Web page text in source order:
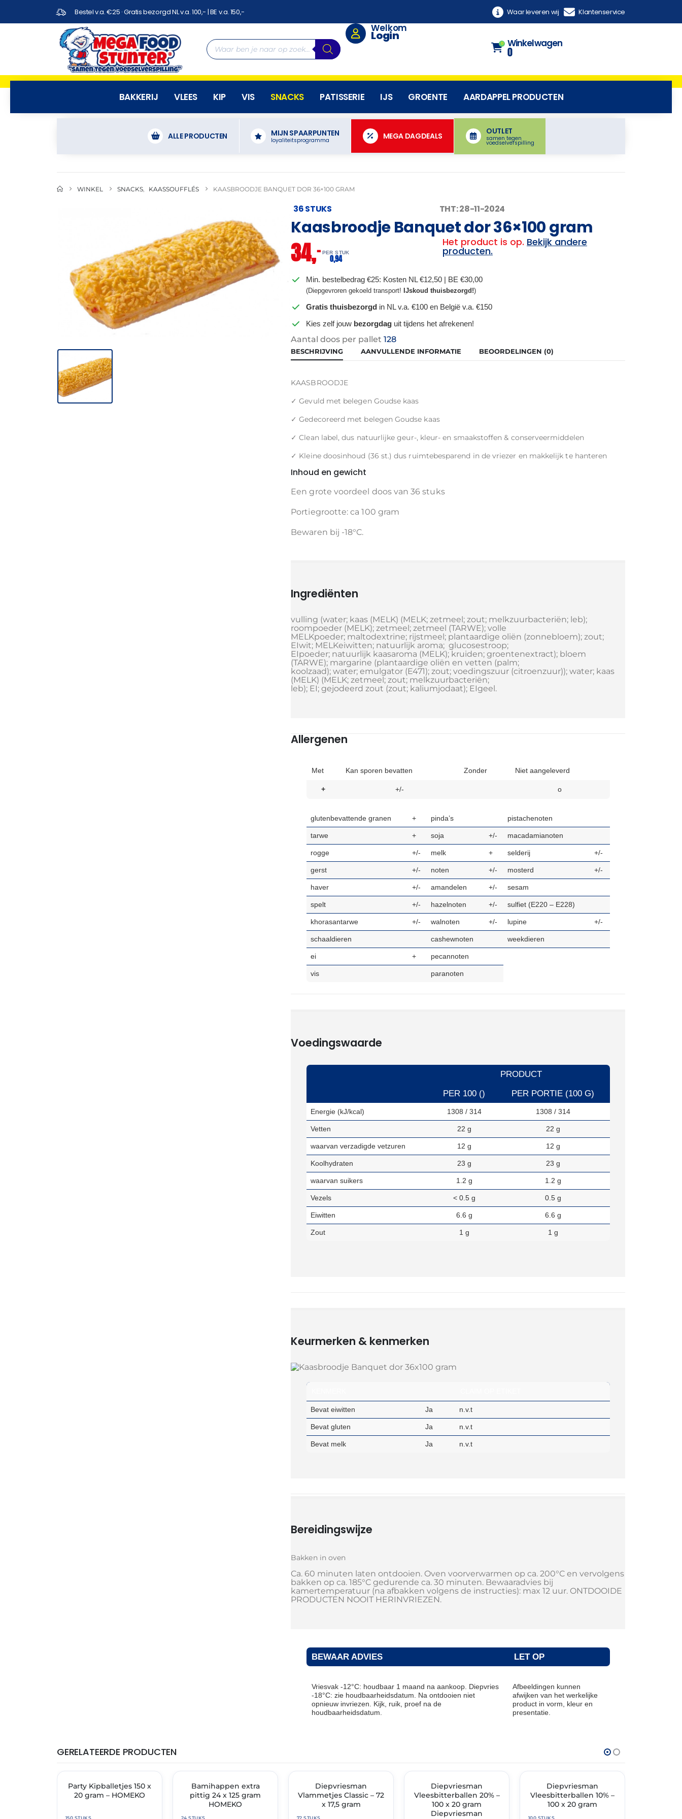
Bestel v.a. €25 · Gratis bezorgd NL v.a. 100,- | BE v.a. 150,- Waar leveren wij Klantenservice
Welkom
Login
0 Winkelwagen
0
BAKKERIJ VLEES KIP VIS SNACKS PATISSERIE IJS GROENTE AARDAPPEL PRODUCTEN
ALLE PRODUCTEN MIJN SPAARPUNTEN
loyaliteitsprogramma MEGA DAGDEALS
OUTLET
samen tegen
voedselverspilling
WINKEL SNACKS KAASSOUFFLÉS KAASBROODJE BANQUET DOR 36×100 GRAM
36 STUKS THT: 28-11-2024
Kaasbroodje Banquet dor 36×100 gram
34,– PER STUK
0,94
Het product is op. Bekijk andere
producten.
Min. bestelbedrag €25: Kosten NL €12,50 | BE €30,00
(Diepgevroren gekoeld transport!IJskoud thuisbezorgd!)
Gratis thuisbezorgd in NL v.a. €100 en België v.a. €150
Kies zelf jouw bezorgdag uit tijdens het afrekenen!
Aantal doos per pallet128
BESCHRIJVING AANVULLENDE INFORMATIE BEOORDELINGEN (0)
KAASBROODJE
✓ Gevuld met belegen Goudse kaas
✓ Gedecoreerd met belegen Goudse kaas
✓ Clean label, dus natuurlijke geur-, kleur- en smaakstoffen & conserveermiddelen
✓ Kleine doosinhoud (36 st.) dus ruimtebesparend in de vriezer en makkelijk te hanteren
Inhoud en gewicht
Een grote voordeel doos van 36 stuks
Portiegrootte: ca 100 gram
Bewaren bij -18°C.
Ingrediënten
vulling (water; kaas (MELK) (MELK; zetmeel; zout; melkzuurbacteriën; leb);
roompoeder (MELK); zetmeel; zetmeel (TARWE); volle
MELKpoeder; maltodextrine; rijstmeel; plantaardige oliën (zonnebloem); zout;
EIwit; MELKeiwitten; natuurlijk aroma; glucosestroop;
EIpoeder; natuurlijk kaasaroma (MELK); kruiden; groentenextract); bloem
(TARWE); margarine (plantaardige oliën en vetten (palm;
koolzaad); water; emulgator (E471); zout; voedingszuur (citroenzuur)); water; kaas
(MELK) (MELK; zetmeel; zout; melkzuurbacteriën;
leb); EI; gejodeerd zout (zout; kaliumjodaat); EIgeel.
Allergenen
Met Kan sporen bevatten Zonder Niet aangeleverd
+ +/- o
glutenbevattende granen + pinda’s pistachenoten
tarwe + soja +/- macadamianoten
rogge +/- melk + selderij +/-
gerst +/- noten +/- mosterd +/-
haver +/- amandelen +/- sesam
spelt +/- hazelnoten +/- sulfiet (E220 – E228)
khorasantarwe +/- walnoten +/- lupine +/-
schaaldieren cashewnoten weekdieren
ei + pecannoten
vis paranoten
Voedingswaarde
PRODUCT
PER 100 ()
PER PORTIE (100 G)
Energie(kJ/kcal) 1308 / 314 1308 / 314
Vetten 22 g 22 g
waarvan verzadigde vetzuren 12 g 12 g
Koolhydraten 23 g 23 g
waarvan suikers 1.2 g 1.2 g
Vezels < 0.5 g 0.5 g
Eiwitten 6.6 g 6.6 g
Zout 1 g 1 g
Keurmerken & kenmerken
Bevat eiwitten Ja n.v.t
Bevat gluten Ja n.v.t
Bevat melk Ja n.v.t
Bereidingswijze
Bakken in oven
Ca. 60 minuten laten ontdooien. Oven voorverwarmen op ca. 200°C en vervolgens
bakken op ca. 185°C gedurende ca. 30 minuten. Bewaaradvies bij
kamertemperatuur (na afbakken volgens de instructies): max 12 uur. ONTDOOIDE
PRODUCTEN NOOIT HERINVRIEZEN.
BEWAAR ADVIES LET OP
Vriesvak -12°C: houdbaar 1 maand na aankoop. Diepvries
-18°C: zie houdbaarheidsdatum. Na ontdooien niet
opnieuw invriezen. Kijk, ruik, proef na de
houdbaarheidsdatum.
Afbeeldingen kunnen
afwijken van het werkelijke
product in vorm, kleur en
presentatie.
GERELATEERDE PRODUCTEN
✓ VAST ASSORTIMENT
Party Kipballetjes 150 x
20 gram – HOMEKO
150 STUKS
✓ VAST ASSORTIMENT
Bamihappen extra
pittig 24 x 125 gram
HOMEKO
24 STUKS
✓ VAST ASSORTIMENT
Diepvriesman
Vlammetjes Classic – 72
x 17,5 gram
72 STUKS
✓ VAST ASSORTIMENT
Diepvriesman
Vleesbitterballen 20% –
100 x 20 gram
Diepvriesman
✓ VAST ASSORTIMENT
Diepvriesman
Vleesbitterballen 10% –
100 x 20 gram
100 STUKS